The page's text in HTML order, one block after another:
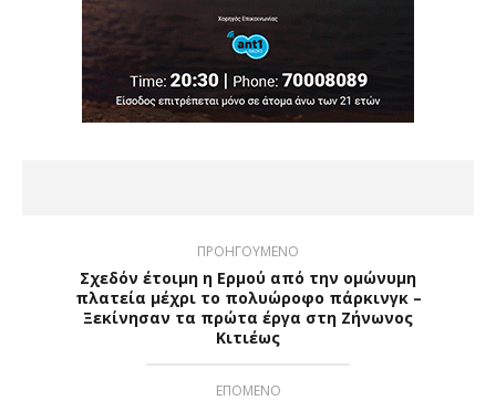
ΠΡΟΗΓΟΥΜΕΝΟ
Σχεδόν έτοιμη η Ερμού από την ομώνυμη
πλατεία μέχρι το πολυώροφο πάρκινγκ –
Ξεκίνησαν τα πρώτα έργα στη Ζήνωνος
Κιτιέως
ΕΠΟΜΕΝΟ